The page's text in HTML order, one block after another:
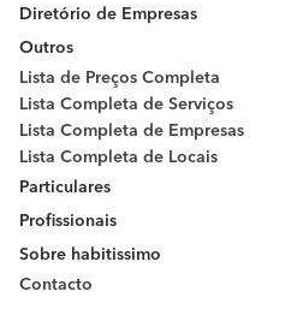
Diretório de Empresas
Outros
Lista de Preços Completa
Lista Completa de Serviços
Lista Completa de Empresas
Lista Completa de Locais
Particulares
Profissionais
Sobre habitissimo
Contacto